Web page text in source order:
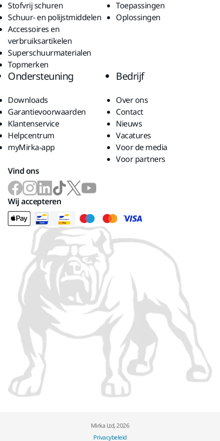
Stofvrij schuren
Schuur- en polijstmiddelen
Accessoires en
verbruiksartikelen
Superschuurmaterialen
Topmerken
Toepassingen
Oplossingen
Ondersteuning
Downloads
Garantievoorwaarden
Klantenservice
Helpcentrum
myMirka-app
Bedrijf
Over ons
Contact
Nieuws
Vacatures
Voor de media
Voor partners
Vind ons
Wij accepteren
Mirka Ltd, 2026
Privacybeleid